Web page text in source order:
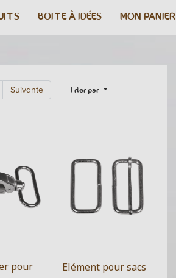
BOITE À IDÉES MON PANIER
Suivante Trier par
pour Elément pour sacs